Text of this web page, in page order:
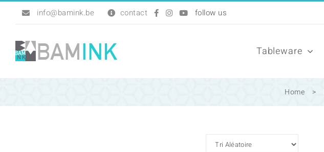
content
info@bamink.be contact
Tableware
Home >